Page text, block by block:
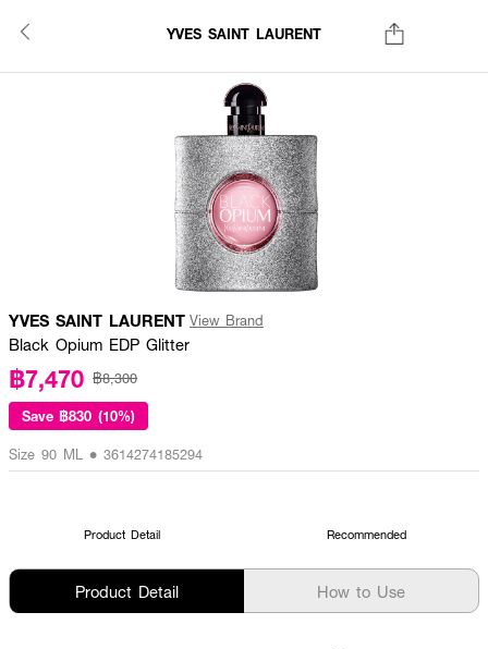
YVES SAINT LAURENT
YVES SAINT LAURENT View Brand
Black Opium EDP Glitter
฿7,470 ฿8,300
Save ฿830 (10%)
Size 90 ML • 3614274185294
Product Detail Recommended
Product Detail How to Use